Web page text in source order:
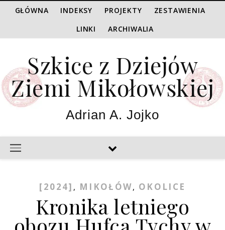
GŁÓWNA INDEKSY PROJEKTY
ZESTAWIENIA
LINKI
ARCHIWALIA
Szkice z Dziejów
Ziemi Mikołowskiej
Adrian A. Jojko
[2024] , MIKOŁÓW, OKOLICE
Kronika letniego